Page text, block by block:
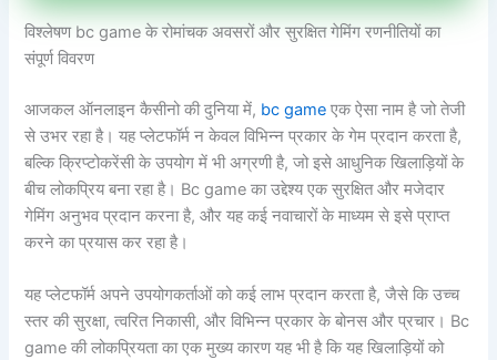
विश्लेषण bc game के रोमांचक अवसरों और सुरक्षित गेमिंग रणनीतियों का
संपूर्ण विवरण
आजकल ऑनलाइन कैसीनो की दुनिया में, bc game एक ऐसा नाम है जो तेजी
से उभर रहा है। यह प्लेटफॉर्म न केवल विभिन्न प्रकार के गेम प्रदान करता है,
बल्कि क्रिप्टोकरेंसी के उपयोग में भी अग्रणी है, जो इसे आधुनिक खिलाड़ियों के
बीच लोकप्रिय बना रहा है। Bc game का उद्देश्य एक सुरक्षित और मजेदार
गेमिंग अनुभव प्रदान करना है, और यह कई नवाचारों के माध्यम से इसे प्राप्त
करने का प्रयास कर रहा है।
यह प्लेटफॉर्म अपने उपयोगकर्ताओं को कई लाभ प्रदान करता है, जैसे कि उच्च
स्तर की सुरक्षा, त्वरित निकासी, और विभिन्न प्रकार के बोनस और प्रचार। Bc
game की लोकप्रियता का एक मुख्य कारण यह भी है कि यह खिलाड़ियों को